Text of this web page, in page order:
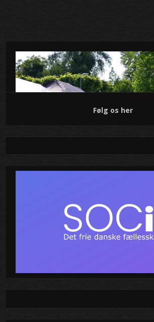
Sengeløse Byfest fylder
til en festlig fejring i
helt særligt. Den traditionsrige og elskede
Previous
Følg os her